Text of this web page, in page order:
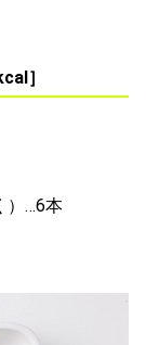
］
）…6本